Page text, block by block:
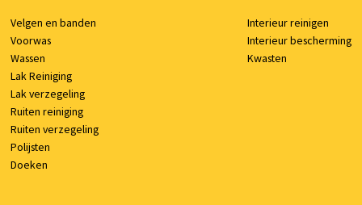
Velgen en banden
Voorwas
Wassen
Lak Reiniging
Lak verzegeling
Ruiten reiniging
Ruiten verzegeling
Polijsten
Doeken
Interieur reinigen
Interieur bescherming
Kwasten